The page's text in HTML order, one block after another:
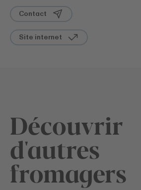
Contact
Site internet
Découvrir
d'autres
fromagers